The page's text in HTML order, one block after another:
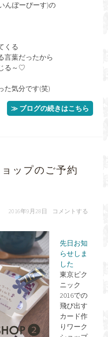
んぼーぴーす)の
くる
言葉だったから
る～♡
た気分です(笑)
≫ ブログの続きはこちら
ップのご予約
2016年9月28日 コメントする
先日お知
らせしま
した
東京ピク
ニック
2016での
飛び出す
カード作
りワーク